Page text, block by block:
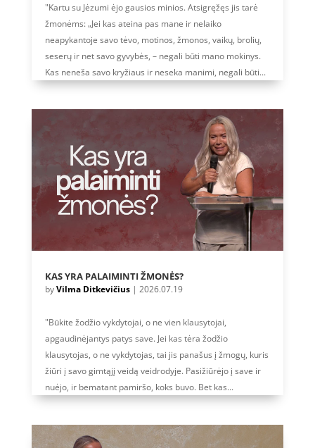
"Kartu su Jėzumi ėjo gausios minios. Atsigręžęs jis tarė
žmonėms: „Jei kas ateina pas mane ir nelaiko
neapykantoje savo tėvo, motinos, žmonos, vaikų, brolių,
seserų ir net savo gyvybės, – negali būti mano mokinys.
Kas neneša savo kryžiaus ir neseka manimi, negali būti...
KAS YRA PALAIMINTI ŽMONĖS?
byVilma Ditkevičius| 2026.07.19
"Būkite žodžio vykdytojai, o ne vien klausytojai,
apgaudinėjantys patys save. Jei kas tėra žodžio
klausytojas, o ne vykdytojas, tai jis panašus į žmogų, kuris
žiūri į savo gimtąjį veidą veidrodyje. Pasižiūrėjo į save ir
nuėjo, ir bematant pamiršo, koks buvo. Bet kas...